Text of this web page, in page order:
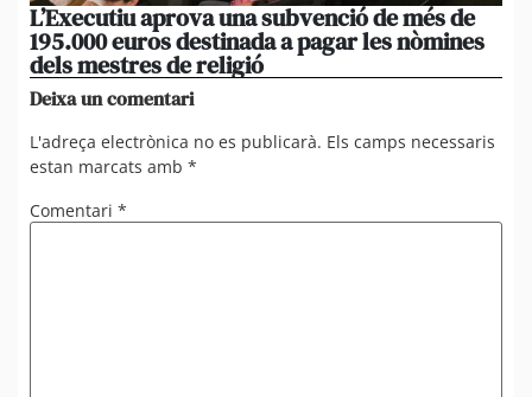
L’Executiu aprova una subvenció de més de
195.000 euros destinada a pagar les nòmines
dels mestres de religió
Deixa un comentari
L'adreça electrònica no es publicarà. Els camps necessaris
estan marcats amb *
Comentari *